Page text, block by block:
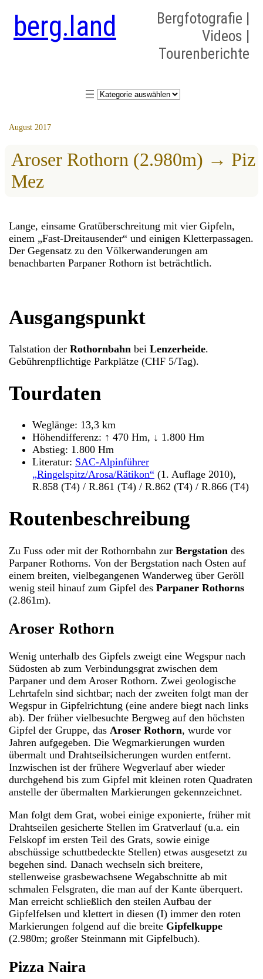
berg.land
Bergfotografie |
Videos |
Tourenberichte
Kategorien
August 2017
Aroser Rothorn (2.980m) → Piz
Mez
Lange, einsame Gratüberschreitung mit vier Gipfeln,
einem „Fast-Dreitausender“ und einigen Kletterpassagen.
Der Gegensatz zu den Völkerwanderungen am
benachbarten Parpaner Rothorn ist beträchtlich.
Ausgangspunkt
Talstation derRothornbahn beiLenzerheide.
Gebührenpflichtige Parkplätze (CHF 5/Tag).
Tourdaten
Weglänge: 13,3 km
Höhendifferenz: ↑ 470 Hm, ↓ 1.800 Hm
Abstieg: 1.800 Hm
Literatur: SAC-Alpinführer
„Ringelspitz/Arosa/Rätikon“ (1. Auflage 2010),
R.858 (T4) / R.861 (T4) / R.862 (T4) / R.866 (T4)
Routenbeschreibung
Zu Fuss oder mit der Rothornbahn zurBergstation des
Parpaner Rothorns. Von der Bergstation nach Osten auf
einem breiten, vielbegangenen Wanderweg über Geröll
wenig steil hinauf zum Gipfel desParpaner Rothorns
(2.861m).
Aroser Rothorn
Wenig unterhalb des Gipfels zweigt eine Wegspur nach
Südosten ab zum Verbindungsgrat zwischen dem
Parpaner und dem Aroser Rothorn. Zwei geologische
Lehrtafeln sind sichtbar; nach der zweiten folgt man der
Wegspur in Gipfelrichtung (eine andere biegt nach links
ab). Der früher vielbesuchte Bergweg auf den höchsten
Gipfel der Gruppe, dasAroser Rothorn, wurde vor
Jahren aufgegeben. Die Wegmarkierungen wurden
übermalt und Drahtseilsicherungen wurden entfernt.
Inzwischen ist der frühere Wegverlauf aber wieder
durchgehend bis zum Gipfel mit kleinen roten Quadraten
anstelle der übermalten Markierungen gekennzeichnet.
Man folgt dem Grat, wobei einige exponierte, früher mit
Drahtseilen gesicherte Stellen im Gratverlauf (u.a. ein
Felskopf im ersten Teil des Grats, sowie einige
abschüssige schuttbedeckte Stellen) etwas ausgesetzt zu
begehen sind. Danach wechseln sich breitere,
stellenweise grasbewachsene Wegabschnitte ab mit
schmalen Felsgraten, die man auf der Kante überquert.
Man erreicht schließlich den steilen Aufbau der
Gipfelfelsen und klettert in diesen (I) immer den roten
Markierungen folgend auf die breite Gipfelkuppe
(2.980m; großer Steinmann mit Gipfelbuch).
Pizza Naira